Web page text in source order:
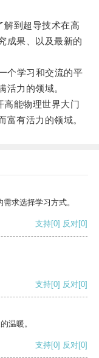
到超导技术在高
成果、以及最新的
学习和交流的平
活力的领域。
能物理世界大门
富有活力的领域。
求选择学习方式。
支持[0] 反对[0]
支持[0] 反对[0]
温暖。
支持[0] 反对[0]